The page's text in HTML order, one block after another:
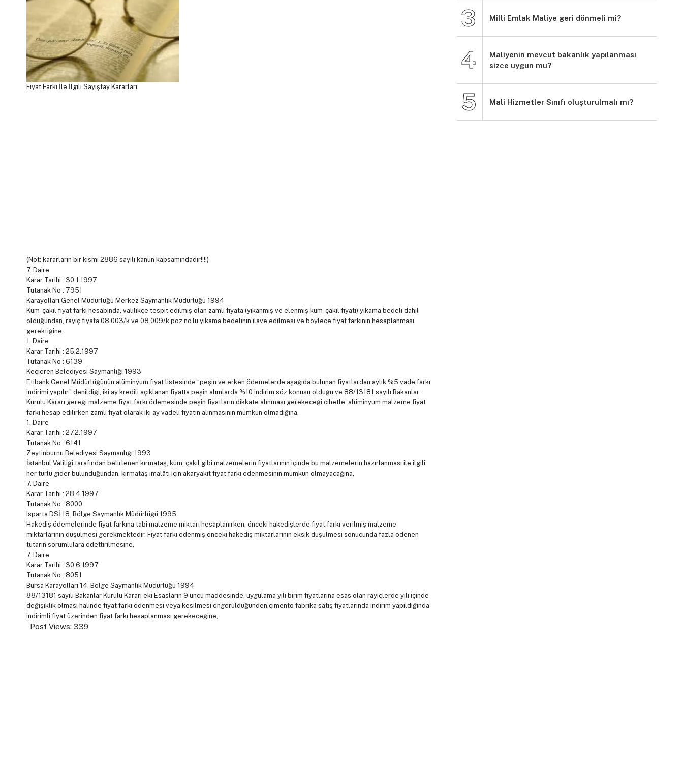
Fiyat Farkı İle İlgili Sayıştay Kararları
(Not: kararların bir kısmı 2886 sayılı kanun kapsamındadır!!!!)
7. Daire
Karar Tarihi : 30.1.1997
Tutanak No : 7951
Karayolları Genel Müdürlüğü Merkez Saymanlık Müdürlüğü 1994
Kum-çakıl fiyat farkı hesabında, valilikçe tespit edilmiş olan zamlı fiyata (yıkanmış ve elenmiş kum-çakıl fiyatı) yıkama bedeli dahil
olduğundan, rayiç fiyata 08.003/k ve 08.009/k poz no’lu yıkama bedelinin ilave edilmesi ve böylece fiyat farkının hesaplanması
gerektiğine,
1. Daire
Karar Tarihi : 25.2.1997
Tutanak No : 6139
Keçiören Belediyesi Saymanlığı 1993
Etibank Genel Müdürlüğünün alüminyum fiyat listesinde “peşin ve erken ödemelerde aşağıda bulunan fiyatlardan aylık %5 vade farkı
indirimi yapılır.” denildiği, iki ay kredili açıklanan fiyatta peşin alımlarda %10 indirim söz konusu olduğu ve 88/13181 sayılı Bakanlar
Kurulu Kararı gereği malzeme fiyat farkı ödemesinde peşin fiyatların dikkate alınması gerekeceği cihetle; alüminyum malzeme fiyat
farkı hesap edilirken zamlı fiyat olarak iki ay vadeli fiyatın alınmasının mümkün olmadığına,
1. Daire
Karar Tarihi : 27.2.1997
Tutanak No : 6141
Zeytinburnu Belediyesi Saymanlığı 1993
İstanbul Valiliği tarafından belirlenen kırmataş, kum, çakıl gibi malzemelerin fiyatlarının içinde bu malzemelerin hazırlanması ile ilgili
her türlü gider bulunduğundan, kırmataş imalâtı için akaryakıt fiyat farkı ödenmesinin mümkün olmayacağına,
7. Daire
Karar Tarihi : 28.4.1997
Tutanak No : 8000
Isparta DSİ 18. Bölge Saymanlık Müdürlüğü 1995
Hakediş ödemelerinde fiyat farkına tabi malzeme miktarı hesaplanırken, önceki hakedişlerde fiyat farkı verilmiş malzeme
miktarlarının düşülmesi gerekmektedir. Fiyat farkı ödenmiş önceki hakediş miktarlarının eksik düşülmesi sonucunda fazla ödenen
tutarın sorumlulara ödettirilmesine,
7. Daire
Karar Tarihi : 30.6.1997
Tutanak No : 8051
Bursa Karayolları 14. Bölge Saymanlık Müdürlüğü 1994
88/13181 sayılı Bakanlar Kurulu Kararı eki Esasların 9’uncu maddesinde, uygulama yılı birim fiyatlarına esas olan rayiçlerde yılı içinde
değişiklik olması halinde fiyat farkı ödenmesi veya kesilmesi öngörüldüğünden,çimento fabrika satış fiyatlarında indirim yapıldığında
indirimli fiyat üzerinden fiyat farkı hesaplanması gerekeceğine,
Post Views: 339
Milli Emlak Maliye geri dönmeli mi?
Maliyenin mevcut bakanlık yapılanması
sizce uygun mu?
Mali Hizmetler Sınıfı oluşturulmalı mı?